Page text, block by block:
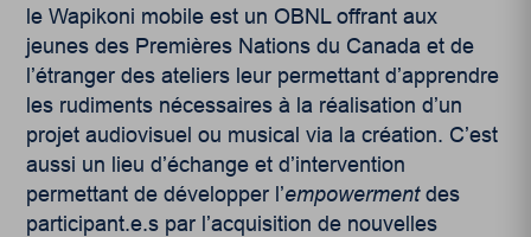
le Wapikoni mobile est un OBNL offrant aux
jeunes des Premières Nations du Canada et de
l’étranger des ateliers leur permettant d’apprendre
les rudiments nécessaires à la réalisation d’un
projet audiovisuel ou musical via la création. C’est
aussi un lieu d’échange et d’intervention
permettant de développer l’empowermentdes
participant.e.s par l’acquisition de nouvelles